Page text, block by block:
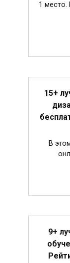
1 место.
15+
В
9+